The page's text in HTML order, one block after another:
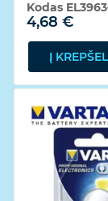
4,68 €
Kodas
Į